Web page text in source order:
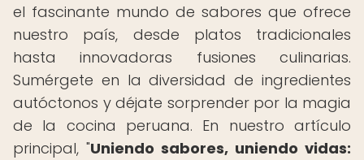
el fascinante mundo de sabores que ofrece
nuestro país, desde platos tradicionales
hasta innovadoras fusiones culinarias.
Sumérgete en la diversidad de ingredientes
autóctonos y déjate sorprender por la magia
de la cocina peruana. En nuestro artículo
principal, "Uniendo sabores, uniendo vidas: